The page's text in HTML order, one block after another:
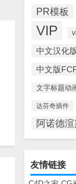
PR模板
VIP
中文汉化
中文版
文字标题动
达芬奇插件
阿诺德
友情链接